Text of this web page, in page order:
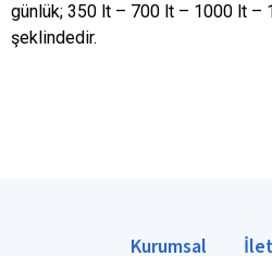
günlük; 350 lt – 700 lt – 1000 lt –
şeklindedir.
Kurumsal